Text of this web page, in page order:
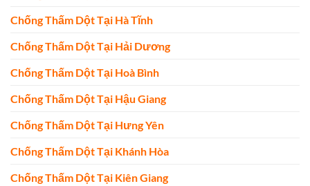
Chống Thấm Dột Tại Hà Tĩnh
Chống Thấm Dột Tại Hải Dương
Chống Thấm Dột Tại Hoà Bình
Chống Thấm Dột Tại Hậu Giang
Chống Thấm Dột Tại Hưng Yên
Chống Thấm Dột Tại Khánh Hòa
Chống Thấm Dột Tại Kiên Giang